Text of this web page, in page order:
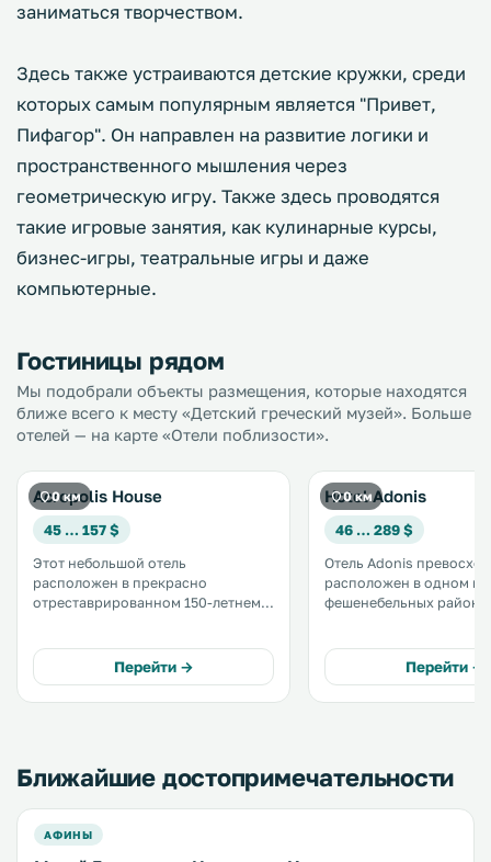
заниматься творчеством.
Здесь также устраиваются детские кружки, среди
которых самым популярным является "Привет,
Пифагор". Он направлен на развитие логики и
пространственного мышления через
геометрическую игру. Также здесь проводятся
такие игровые занятия, как кулинарные курсы,
бизнес-игры, театральные игры и даже
компьютерные.
Гостиницы рядом
Мы подобрали объекты размещения, которые находятся
ближе всего к месту «Детский греческий музей». Больше
отелей — на карте «Отели поблизости».
0 км
Acropolis House
45 … 157 $
Этот небольшой отель
расположен в прекрасно
отреставрированном 150-летнем
кондиционером и
звукоизолированными окнами.
Также гостям предоставляется
Перейти →
0 км
Hotel Adonis
46 … 289 $
Отель Adonis
расположен в одном
фешенебельных
находится станция
которой можно
и аэропорта. .
Перейти →
Ближайшие достопримечательности
АФИНЫ